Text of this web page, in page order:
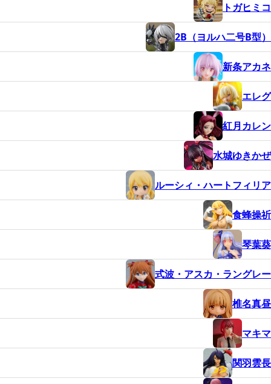
トガヒミコ
2B（ヨルハ二号B型）
新条アカネ
エレグ
紅月カレン
水城ゆきかぜ
ルーシィ・ハートフィリア
食蜂操祈
琴葉葵
式波・アスカ・ラングレー
椎名真昼
マキマ
関羽雲長